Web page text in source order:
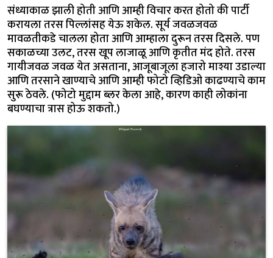
संध्याकाळ झाली होती आणि आम्ही विचार करत होतो की पार्टी
करायला तरस पिल्लांसह येऊ शकेल. सूर्य जवळजवळ
मावळतीकडे चालला होता आणि आम्हाला दुरून तरस दिसले. पण
सकाळच्या उलट, तरस खूप लाजाळू आणि कृतीत मंद होते. तरस
गायीजवळ जवळ येत असताना, आजूबाजूला हजारो माश्या उडाल्या
आणि तरसाने खाण्याचे आणि आम्ही फोटो व्हिडिओ काढण्याचे काम
सुरू ठेवले. (फोटो मुद्दाम ब्लर केला आहे, कारण काही लोकांना
बघण्याचा त्रास होऊ शकतो.)